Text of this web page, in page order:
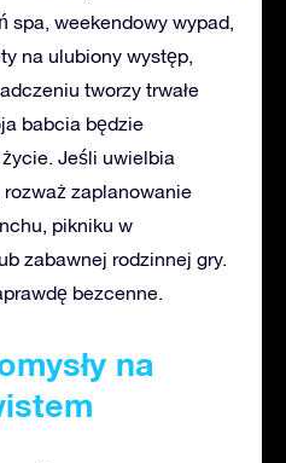
spa, weekendowy wypad,
na ulubiony występ,
tworzy trwałe
babcia będzie
Jeśli uwielbia
zaplanowanie
pikniku w
zabawnej rodzinnej gry.
bezcenne.
na